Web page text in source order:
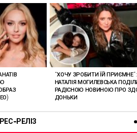
РЕЛІЗ
“ХОЧУ ЗРОБИТИ ЇЙ ПРИЄМНЕ”:
НАТАЛІЯ МОГИЛЕВСЬКА
РАДІСНОЮ НОВИНОЮ ПРО
ДОНЬКИ